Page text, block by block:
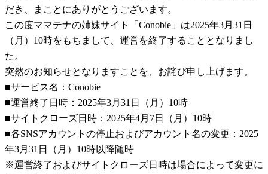
だき、まことにありがとうございます。
この度ママテナの姉妹サイト「Conobie」は2025年3月31日
（月）10時をもちまして、運営を終了することとなりまし
た。
突然のお知らせとなりますことを、お詫び申し上げます。
■サービス名：Conobie
■運営終了日時：2025年3月31日（月）10時
■サイトクローズ日時：2025年4月7日（月）10時
■各SNSアカウントの停止およびアカウント名の変更：2025
年3月31日（月）10時以降随時
※運営終了およびサイトクローズ日時は場合によって変更に